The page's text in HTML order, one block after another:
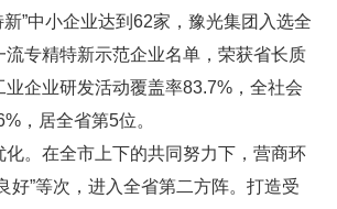
”中小企业达到62家，豫光集团入选全
流专精特新示范企业名单，荣获省长质
企业研发活动覆盖率83.7%，全社会
，居全省第5位。
化。在全市上下的共同努力下，营商环
好”等次，进入全省第二方阵。打造受